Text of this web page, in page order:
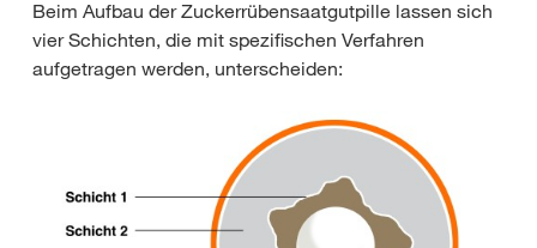
Beim Aufbau der Zuckerrübensaatgutpille lassen sich
vier Schichten, die mit spezifischen Verfahren
aufgetragen werden, unterscheiden: